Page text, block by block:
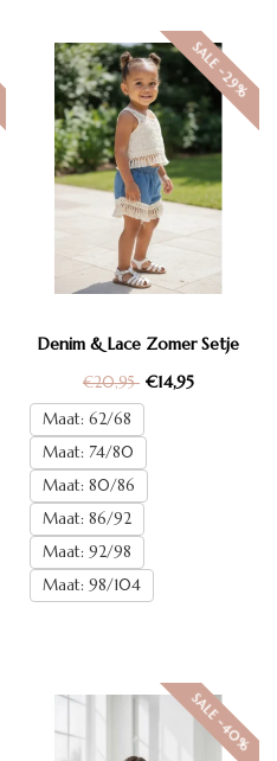
SALE -29%
Denim & Lace Zomer Setje
€20,95 €14,95
Maat: 62/68
Maat: 74/80
Maat: 80/86
Maat: 86/92
Maat: 92/98
Maat: 98/104
SALE -40%